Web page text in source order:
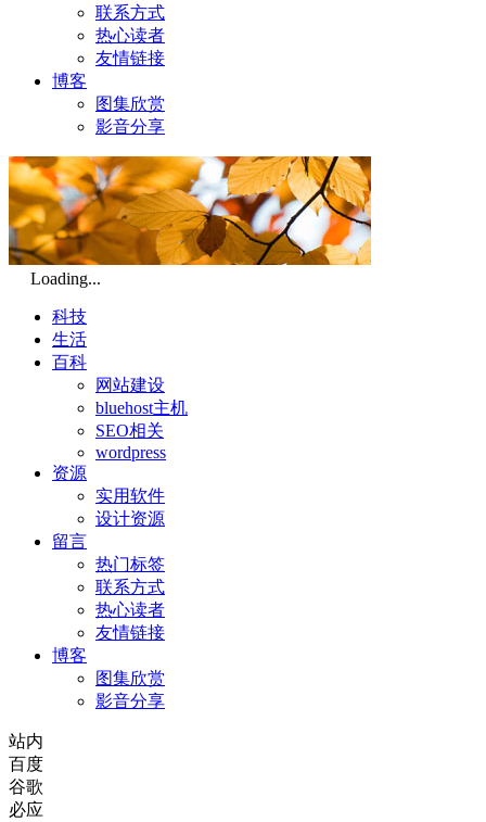
联系方式
热心读者
友情链接
博客
图集欣赏
影音分享
Loading...
科技
生活
百科
网站建设
bluehost主机
SEO相关
wordpress
资源
实用软件
设计资源
留言
热门标签
联系方式
热心读者
友情链接
博客
图集欣赏
影音分享
站内
百度
谷歌
必应